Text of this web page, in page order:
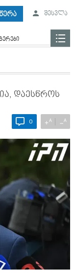
შესვლა
დაესწროს
0 +A −A